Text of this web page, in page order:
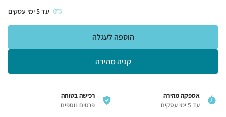
עד5ימי עסקים
קניה מהירה
הוספה לעגלה
אספקה מהירה
עד 5 ימי עסקים
רכישה בטוחה
פרטים נוספים